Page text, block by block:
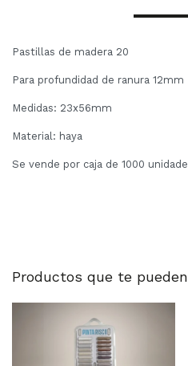
Pastillas de madera 20
Para profundidad de ranura 12mm
Medidas: 23x56mm
Material: haya
Se vende por caja de 1000
Productos que te